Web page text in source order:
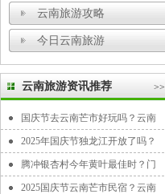
云南旅游攻略
今日云南旅游
云南旅游资讯推荐
国庆节去云南芒市好玩吗？云南
2025年国庆节独龙江开放了吗？
腾冲银杏村今年黄叶最佳时？门
2025国庆节云南芒市民宿？云南